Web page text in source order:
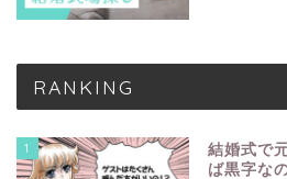
RANKING
1
結婚式で
ば黒字な